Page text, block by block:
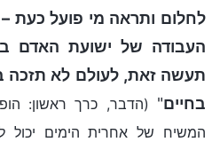
לחלום ותראה מי פועל כעת
העבודה של ישועת האדם
תעשה זאת, לעולם לא תזכה
בחיים" (הדבר, כרך ראשון:
המשיח של אחרית הימים יכול